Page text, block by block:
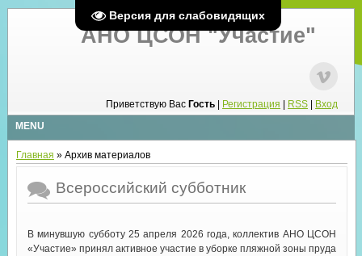
Версия для слабовидящих
АНО ЦСОН "Участие"
Приветствую Вас Гость Регистрация RSS
Вход
MENU
Главная » Архив материалов
Всероссийский субботник
В минувшую субботу 25 апреля 2026 года, коллектив АНО ЦСОН
«Участие» принял активное участие в уборке пляжной зоны пруда